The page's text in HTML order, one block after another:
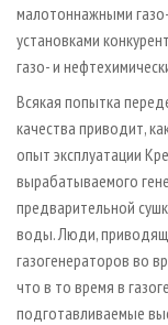
малотоннажными
установками
газо- и
Всякая попытка
качества приводит,
опыт эксплуатации
вырабатываемого
предварительной
воды. Люди,
газогенераторов во
что в то время в
подготавливаемые